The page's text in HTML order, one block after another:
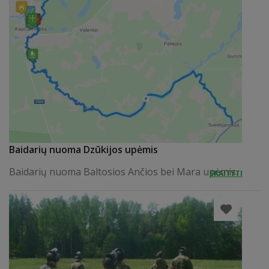
Baidarių nuoma Dzūkijos upėmis
Baidarių nuoma Baltosios Ančios bei Mara upėmis.
SKAITYTI